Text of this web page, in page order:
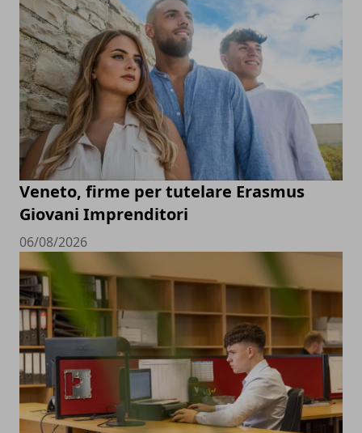
Veneto, firme per tutelare Erasmus
Giovani Imprenditori
06/08/2026